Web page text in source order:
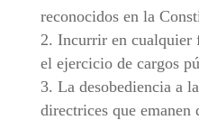
reconocidos en la
Incurrir en cualquier
el ejercicio de cargos
La desobediencia a
directrices que emanen